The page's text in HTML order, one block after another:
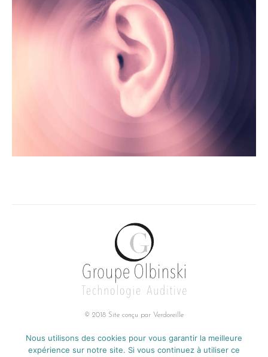
© 2018 Site conçu par Verdoreille
Adresse :
85, RUE DE CAMBRAI
Nous utilisons des cookies pour vous garantir la meilleure
expérience sur notre site. Si vous continuez à utiliser ce